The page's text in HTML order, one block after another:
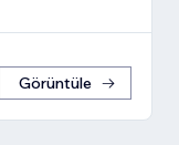
Görüntüle